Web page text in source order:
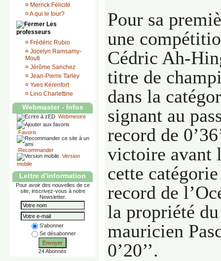
¤ Merrick Félicité
¤ A qui le tour?
Les
professeurs
¤ Frédéric Rubio
¤ Jocelyn Ramsamy-
Mouti
¤ Jérôme Sanchez
¤ Jean-Pierre Tarley
¤ Yves Kérenfort
¤ Lino Charlettine
Webmaster - Infos
Webmestre
Favoris
Recommander
Version
mobile
Lettre d'information
Pour avoir des nouvelles de ce
site, inscrivez-vous à notre
Newsletter.
S'abonner
Se désabonner
Envoyer
24 Abonnés
Pour sa
une
Cédric Ah-
titre de
dans la
signant au
record de
victoire avant
cette
record de
la propriété
mauricien
0’20’’.